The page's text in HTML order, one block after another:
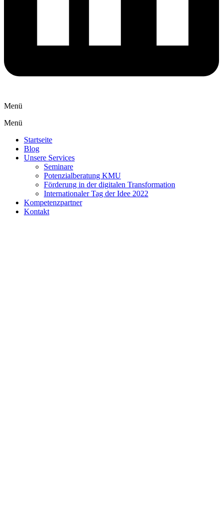
Menü
Menü
Startseite
Blog
Unsere Services
Seminare
Potenzialberatung KMU
Förderung in der digitalen Transformation
Internationaler Tag der Idee 2022
Kompetenzpartner
Kontakt